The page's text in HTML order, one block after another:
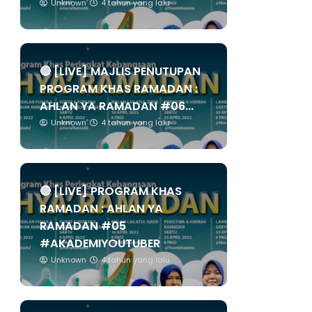
Unknown 4 tahun yang lalu
🔴 [LIVE] MAJLIS PENUTUPAN
PROGRAM KHAS RAMADAN :
AHLAN YA RAMADAN #06...
Unknown 4 tahun yang lalu
🔴 [LIVE] PROGRAM KHAS
RAMADAN : AHLAN YA
RAMADAN #05
#AKADEMIYOUTUBER
Unknown 4 tahun yang lalu